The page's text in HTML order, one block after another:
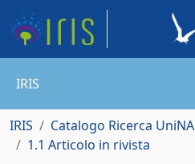
IRIS
IRIS Catalogo Ricerca UniNA
1.1 Articolo in rivista